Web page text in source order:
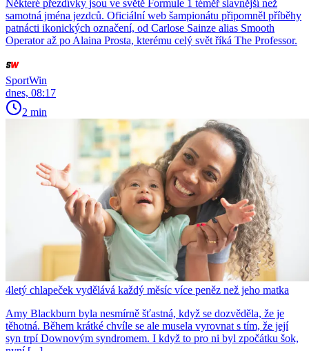
Některé přezdívky jsou ve světě Formule 1 téměř slavnější než
samotná jména jezdců. Oficiální web šampionátu připomněl příběhy
patnácti ikonických označení, od Carlose Sainze alias Smooth
Operator až po Alaina Prosta, kterému celý svět říká The Professor.
SportWin
dnes, 08:17
2 min
4letý chlapeček vydělává každý měsíc více peněz než jeho matka
Amy Blackburn byla nesmírně šťastná, když se dozvěděla, že je
těhotná. Během krátké chvíle se ale musela vyrovnat s tím, že její
syn trpí Downovým syndromem. I když to pro ni byl zpočátku šok,